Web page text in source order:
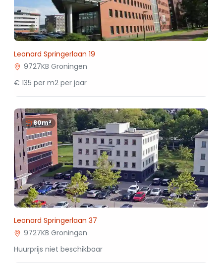
Leonard Springerlaan 19
9727KB Groningen
€ 135 per m2 per jaar
80m²
Leonard Springerlaan 37
9727KB Groningen
Huurprijs niet beschikbaar